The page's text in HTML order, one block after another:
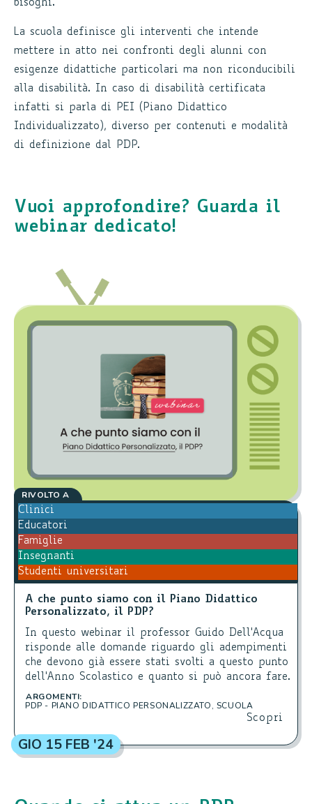
bisogni.
La scuola definisce gli interventi che intende
mettere in atto nei confronti degli alunni con
esigenze didattiche particolari ma non riconducibili
alla disabilità. In caso di disabilità certificata
infatti si parla di PEI (Piano Didattico
Individualizzato), diverso per contenuti e modalità
di definizione dal PDP.
Vuoi approfondire? Guarda il
webinar dedicato!
RIVOLTO A
Clinici
Educatori
Famiglie
Insegnanti
Studenti universitari
A che punto siamo con il Piano Didattico
Personalizzato, il PDP?
In questo webinar il professor Guido Dell'Acqua
risponde alle domande riguardo gli adempimenti
che devono già essere stati svolti a questo punto
dell'Anno Scolastico e quanto si può ancora fare.
ARGOMENTI:
PDP - PIANO DIDATTICO PERSONALIZZATO, SCUOLA
Scopri
GIO 15 FEB '24